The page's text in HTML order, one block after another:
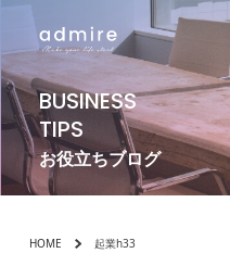
BUSINESS
TIPS
お役立ちブログ
HOME 起業h33